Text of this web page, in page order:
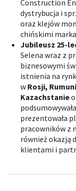
Construction
dystrybucja i
oraz klejów
chińskimi
Jubileusz 25-
Selena wraz z
biznesowymi
istnienia na
w Rosji,
Kazachstanie
prezentowała
pracowników z
również okazją
klientami i